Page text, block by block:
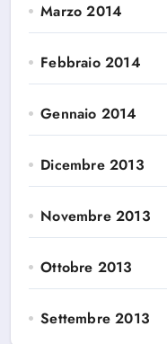
Marzo 2014
Febbraio 2014
Gennaio 2014
Dicembre 2013
Novembre 2013
Ottobre 2013
Settembre 2013